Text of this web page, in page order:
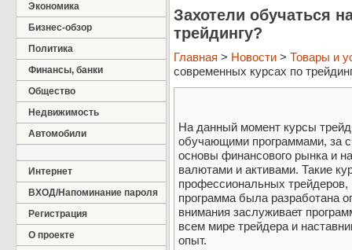
Экономика
Бизнес-обзор
Политика
Финансы, банки
Общество
Недвижимость
Автомобили
Интернет
ВХОД/Напоминание пароля
Регистрация
О проекте
Захотели обучаться
трейдингу?
Главная > Новости > Товары и
современных курсах по
На данный момент курсы
обучающими программами, за
основы финансового рынка и
валютами и активами. Такие
профессиональных
программа была разработана
внимания заслуживает
всем мире трейдера и
опыт.